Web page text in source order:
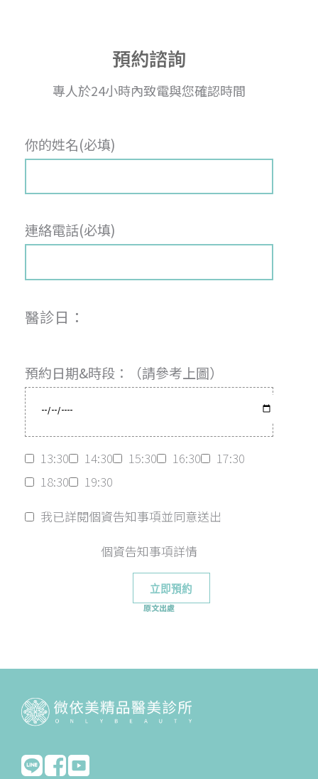
預約諮詢
專人於24小時內致電與您確認時間
你的姓名(必填)
連絡電話(必填)
醫診日：
預約日期&時段：（請參考上圖）
13:30 14:30 15:30 16:30
17:30
18:30
19:30
我已詳閱個資告知事項並同意送出
個資告知事項詳情
原文出處